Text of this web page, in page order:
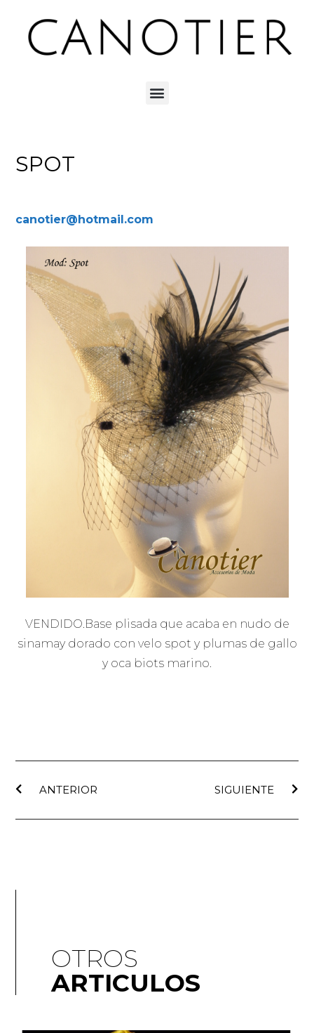
SPOT
canotier@hotmail.com
VENDIDO.Base plisada que acaba en nudo de
sinamay dorado con velo spot y plumas de gallo
y oca biots marino.
ANTERIOR SIGUIENTE
OTROS
ARTICULOS